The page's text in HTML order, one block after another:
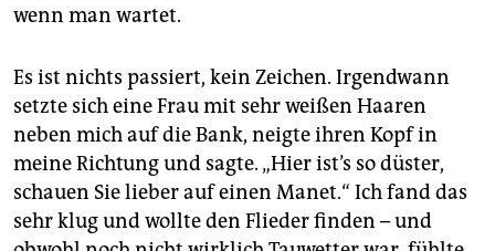
wenn man wartet.
Es ist nichts passiert, kein Zeichen. Irgendwann
setzte sich eine Frau mit sehr weißen Haaren
neben mich auf die Bank, neigte ihren Kopf in
meine Richtung und sagte. „Hier ist’s so düster,
schauen Sie lieber auf einen Manet.“ Ich fand das
sehr klug und wollte den Flieder finden – und